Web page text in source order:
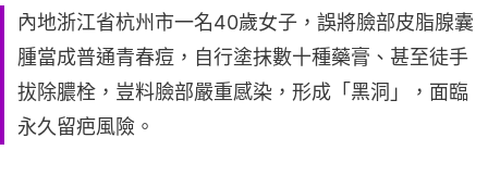
內地浙江省杭州市一名40歲女子，誤將臉部皮脂腺囊
腫當成普通青春痘，自行塗抹數十種藥膏、甚至徒手
拔除膿栓，豈料臉部嚴重感染，形成「黑洞」，面臨
永久留疤風險。